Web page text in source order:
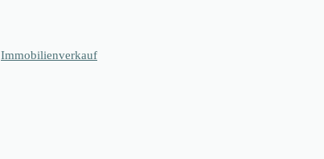
Immobilienverkauf